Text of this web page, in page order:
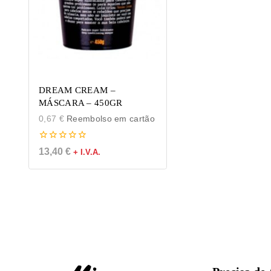
DREAM CREAM –
MÁSCARA – 450GR
0,67 €Reembolso em cartão
0
de
13,40 € + I.V.A.